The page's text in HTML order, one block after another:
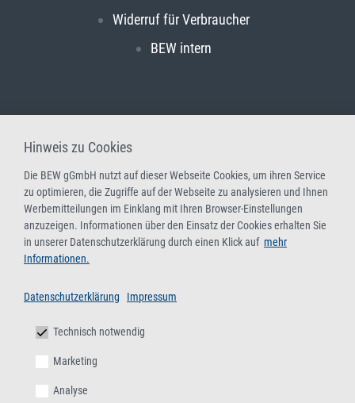
Widerruf für Verbraucher
BEW intern
Hinweis zu Cookies
Die BEW gGmbH nutzt auf dieser Webseite Cookies, um ihren Service
zu optimieren, die Zugriffe auf der Webseite zu analysieren und Ihnen
Werbemitteilungen im Einklang mit Ihren Browser-Einstellungen
anzuzeigen. Informationen über den Einsatz der Cookies erhalten Sie
in unserer Datenschutzerklärung durch einen Klick auf mehr
Informationen.
Datenschutzerklärung Impressum
Technisch notwendig
Marketing
Analyse